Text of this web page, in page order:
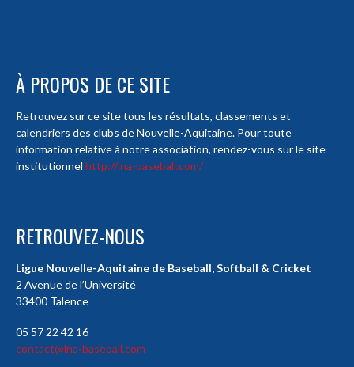
À PROPOS DE CE SITE
Retrouvez sur ce site tous les résultats, classements et
calendriers des clubs de Nouvelle-Aquitaine. Pour toute
information relative à notre association, rendez-vous sur le site
institutionnel http://lna-baseball.com/
RETROUVEZ-NOUS
Ligue Nouvelle-Aquitaine de Baseball, Softball & Cricket
2 Avenue de l’Université
33400 Talence
05 57 22 42 16
contact@lna-baseball.com